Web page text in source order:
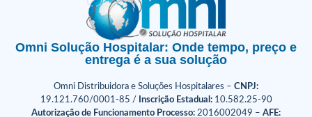
Omni Solução Hospitalar: Onde tempo, preço e
entrega é a sua solução
Omni Distribuidora e Soluções Hospitalares – CNPJ:
19.121.760/0001-85 /
Inscrição Estadual:10.582.25-90
Autorização de Funcionamento Processo: 2016002049 – AFE: